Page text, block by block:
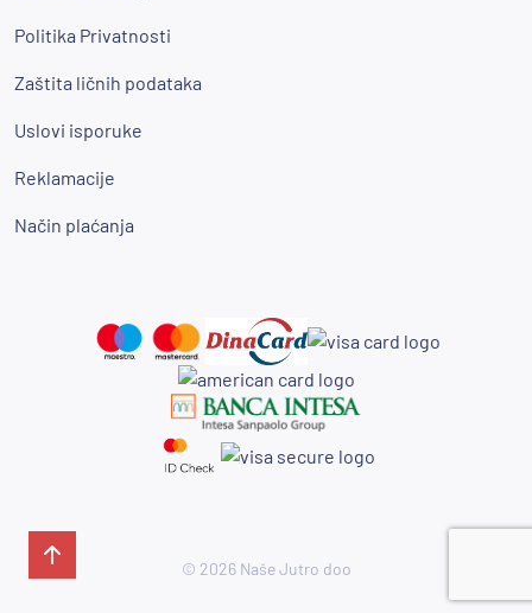
Politika Privatnosti
Zaštita ličnih podataka
Uslovi isporuke
Reklamacije
Način plaćanja
© 2026 Naše Jutro doo